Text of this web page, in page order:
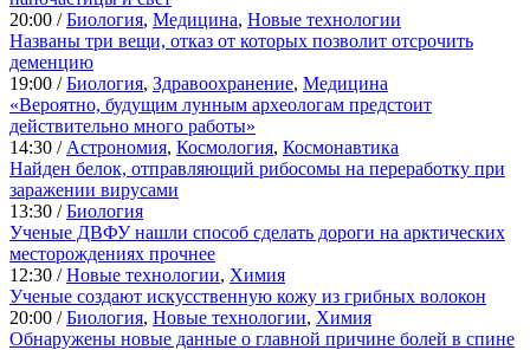
20:00 /Биология, Медицина, Новые технологии
Названы три вещи, отказ от которых позволит отсрочить
деменцию
19:00 /Биология, Здравоохранение, Медицина
«Вероятно, будущим лунным археологам предстоит
действительно много работы»
14:30 / Астрономия, Космология, Космонавтика
Найден белок, отправляющий рибосомы на переработку при
заражении вирусами
13:30 /Биология
Ученые ДВФУ нашли способ сделать дороги на арктических
месторождениях прочнее
12:30 /Новые технологии, Химия
Ученые создают искусственную кожу из грибных волокон
20:00 /Биология, Новые технологии, Химия
Обнаружены новые данные о главной причине болей в спине